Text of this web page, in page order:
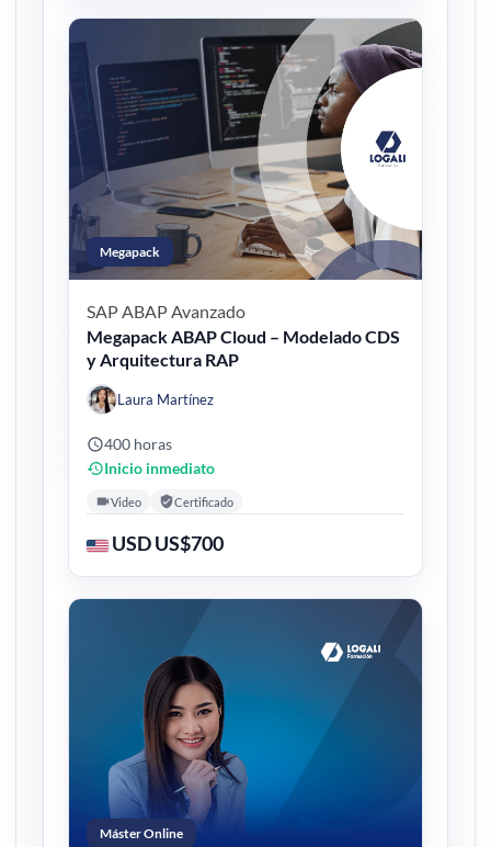
Megapack
SAP ABAPAvanzado
Megapack ABAP Cloud – Modelado CDS
y Arquitectura RAP
Laura Martínez
400 horas
Inicio inmediato
Video Certificado
USD US$700
Máster Online